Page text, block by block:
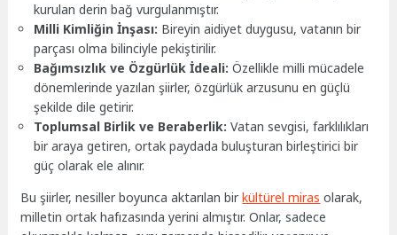
kurulan derin bağ vurgulanmıştır.
Milli Kimliğin İnşası: Bireyin aidiyet duygusu, vatanın bir
parçası olma bilinciyle pekiştirilir.
Bağımsızlık ve Özgürlük İdeali: Özellikle milli mücadele
dönemlerinde yazılan şiirler, özgürlük arzusunu en güçlü
şekilde dile getirir.
Toplumsal Birlik ve Beraberlik: Vatan sevgisi, farklılıkları
bir araya getiren, ortak paydada buluşturan birleştirici bir
güç olarak ele alınır.
Bu şiirler, nesiller boyunca aktarılan birkültürel miras olarak,
milletin ortak hafızasında yerini almıştır. Onlar, sadece